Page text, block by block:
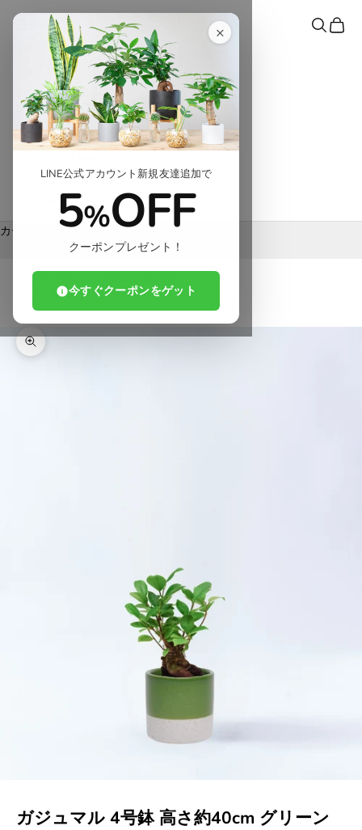
×
LINE公式アカウント新規友達追加で
5%OFF
クーポンプレゼント！
今すぐクーポンをゲット
メニュー 検索カート
カテゴリ
シーンで探す
コンテンツ
ログイン
カート
カートが空です
Home
4号サイズのガジュマル
ガジュマル 4号鉢 高さ約40cm グリーン
ズームイン
ガジュマル 4号鉢 高さ約40cm グリーン